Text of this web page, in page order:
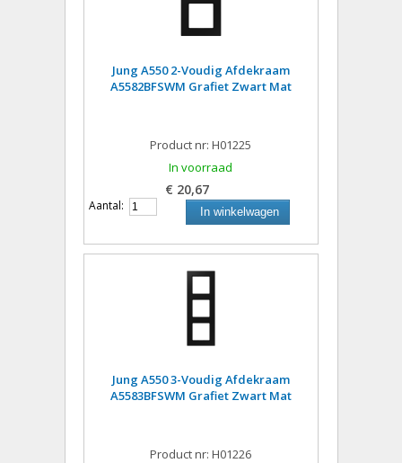
Jung A550 2-Voudig Afdekraam
A5582BFSWM Grafiet Zwart Mat
Product nr: H01225
In voorraad
€ 20,67
Aantal: In winkelwagen
Jung A550 3-Voudig Afdekraam
A5583BFSWM Grafiet Zwart Mat
Product nr: H01226